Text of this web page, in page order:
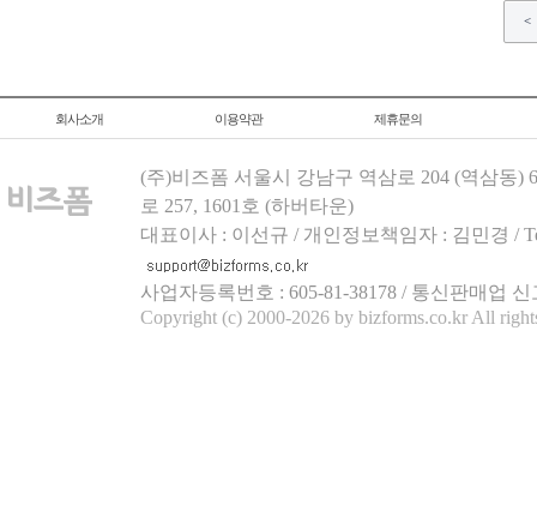
<
회사소개 이용약관 제휴문의
(주)비즈폼 서울시 강남구 역삼로 204 (역삼동)
로 257, 1601호 (하버타운)
대표이사 : 이선규 / 개인정보책임자 : 김민경 /
사업자등록번호 : 605-81-38178 / 통신판매업
Copyright (c) 2000-2026 by bizforms.co.kr All